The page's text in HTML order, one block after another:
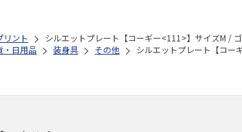
リント
シルエットプレート【コーギー<111>】サイズM /
・日用品 装身具 その他 シルエットプレート【コー